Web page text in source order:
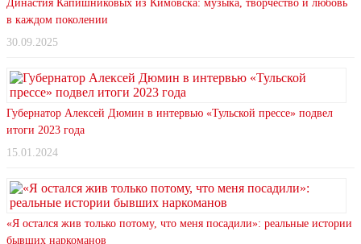
Династия Капишниковых из Кимовска: музыка, творчество и любовь
в каждом поколении
30.09.2025
Губернатор Алексей Дюмин в интервью «Тульской прессе» подвел
итоги 2023 года
15.01.2024
«Я остался жив только потому, что меня посадили»: реальные истории
бывших наркоманов